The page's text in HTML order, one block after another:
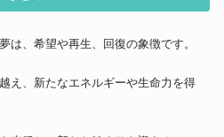
は、希望や再生、回復の象徴です。
え、新たなエネルギーや生命力を得